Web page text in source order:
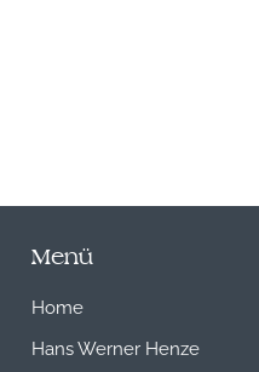
Menü
Home
Hans Werner Henze